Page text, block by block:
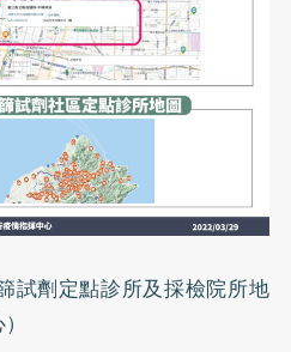
試劑定點診所及採檢院所地